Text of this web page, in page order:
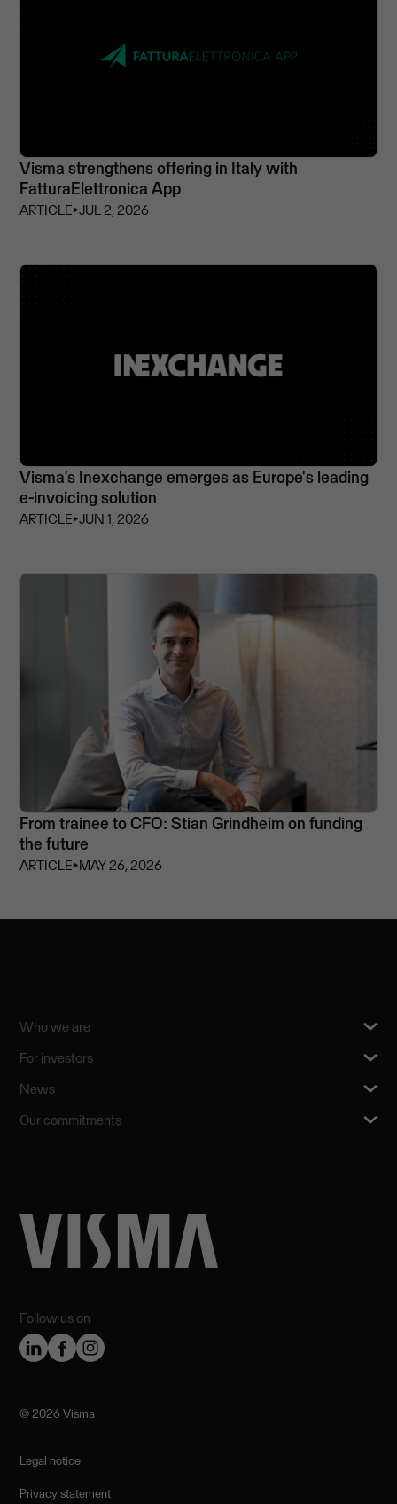
Visma strengthens offering in Italy with
FatturaElettronica App
ARTICLE⏵JUL 2, 2026
Visma’s Inexchange emerges as Europe's leading
e-invoicing solution
ARTICLE⏵JUN 1, 2026
From trainee to CFO: Stian Grindheim on funding
the future
ARTICLE⏵MAY 26, 2026
Follow us on
Who we are
For investors
News
Our commitments
©️ 2026 Visma
Legal notice
Privacy statement